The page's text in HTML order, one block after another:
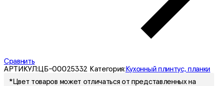
Сравнить
АРТИКУЛ:ЦБ-00025332 Категория: Кухонный плинтус, планки
*Цвет товаров может отличаться от представленных на